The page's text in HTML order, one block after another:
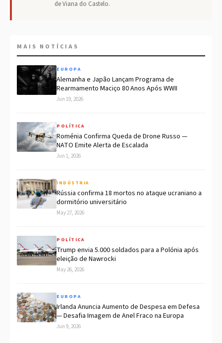
de Viana do Castelo.
MAIS NOTÍCIAS
EUROPA
Alemanha e Japão Lançam Programa de
Rearmamento Maciço 80 Anos Após WWII
Jun 19, 2026
POLÍTICA
Roménia Confirma Queda de Drone Russo —
NATO Emite Alerta de Escalada
Jun 1, 2026
INDÚSTRIA
Rússia confirma 18 mortos no ataque ucraniano a
dormitório universitário
May 27, 2026
POLÍTICA
Trump envia 5.000 soldados para a Polónia após
eleição de Nawrocki
May 26, 2026
EUROPA
Irlanda Anuncia Aumento de Despesa em Defesa
— Desafia Imagem de Anel Fraco na Europa
Jun 9, 2026